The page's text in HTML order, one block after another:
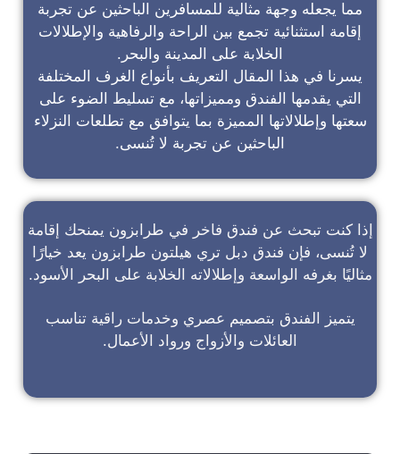
مما يجعله وجهة مثالية للمسافرين الباحثين عن تجربة
إقامة استثنائية تجمع بين الراحة والرفاهية والإطلالات
الخلابة على المدينة والبحر.
يسرنا في هذا المقال التعريف بأنواع الغرف المختلفة
التي يقدمها الفندق ومميزاتها، مع تسليط الضوء على
سعتها وإطلالاتها المميزة بما يتوافق مع تطلعات النزلاء
الباحثين عن تجربة لا تُنسى.
إذا كنت تبحث عن فندق فاخر في طرابزون يمنحك إقامة
لا تُنسى، فإن فندق دبل تري هيلتون طرابزون يعد خيارًا
مثاليًا بغرفه الواسعة وإطلالاته الخلابة على البحر الأسود.
يتميز الفندق بتصميم عصري وخدمات راقية تناسب
العائلات والأزواج ورواد الأعمال.